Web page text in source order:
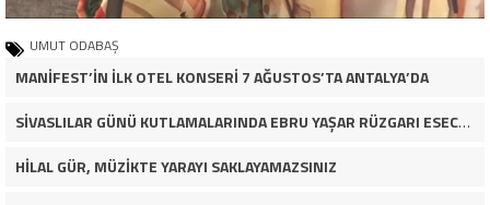
UMUT ODABAŞ
MANİFEST’İN İLK OTEL KONSERİ 7 AĞUSTOS’TA ANTALYA’DA
SİVASLILAR GÜNÜ KUTLAMALARINDA EBRU YAŞAR RÜZGARI ESECEK!
HİLAL GÜR, MÜZİKTE YARAYI SAKLAYAMAZSINIZ